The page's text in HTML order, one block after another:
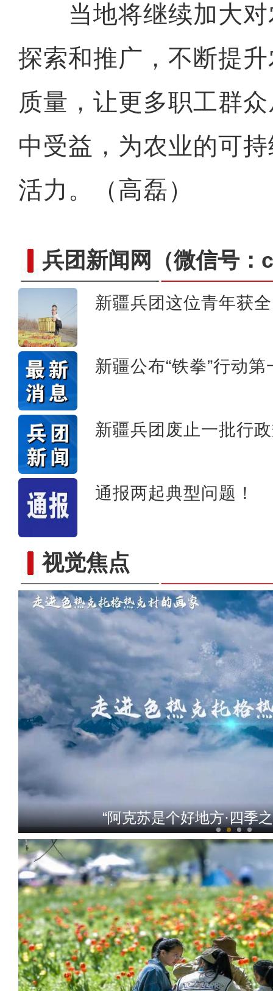
当地将继续加大对
探索和推广，不断提
质量，让更多职工群
中受益，为农业的可
活力。（高磊）
兵团新闻网 （微信号
新疆兵团这位青年获
新疆公布“铁拳”行动
新疆兵团废止一批行
通报两起典型问题！
视觉焦点“五一”假期，开都河天
“阿克苏是个好地方·四季